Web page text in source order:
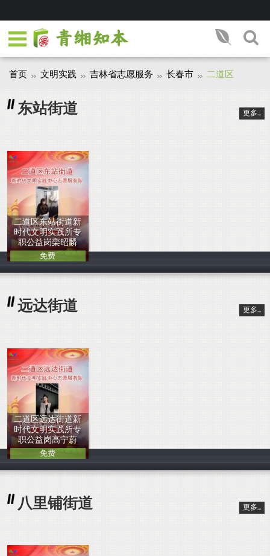
首页 文明实践 吉林省志愿服务 长春市 二道区
东站街道 更多...
二道区东站街道新
时代文明实践所专
职公益岗栾昭麟
中国人
免费
远达街道 更多...
二道区远达街道新
时代文明实践所专
职公益岗高宁蔚
中国人
免费
八里铺街道 更多...